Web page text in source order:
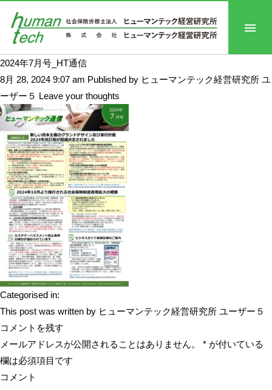
2024年7月号_HT通信
8月 28, 2024 9:07 am Published by ヒューマンテック経営研究所 ユ
ーザー５ Leave your thoughts
Categorised in:
This post was written by ヒューマンテック経営研究所 ユーザー５
コメントを残す
メールアドレスが公開されることはありません。
* が付いている
欄は必須項目です
コメント